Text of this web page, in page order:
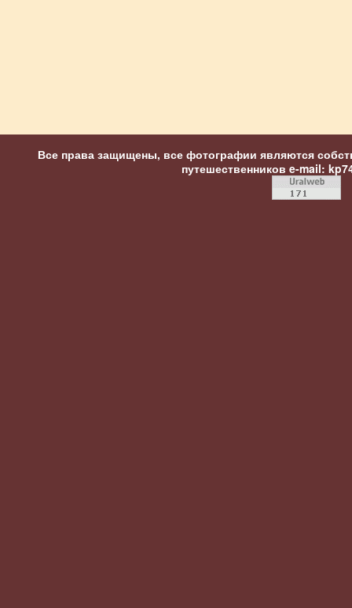
Все права защищены, все фотографии являются
путешественников e-mail: